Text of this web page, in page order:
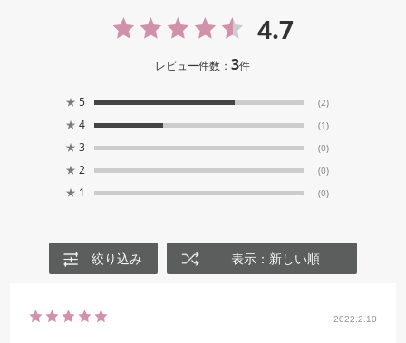
4.7
レビュー件数：3件
★ 5 (2)
★ 4 (1)
★ 3 (0)
★ 2 (0)
★ 1 (0)
絞り込み 表示：新しい順
2022.2.10